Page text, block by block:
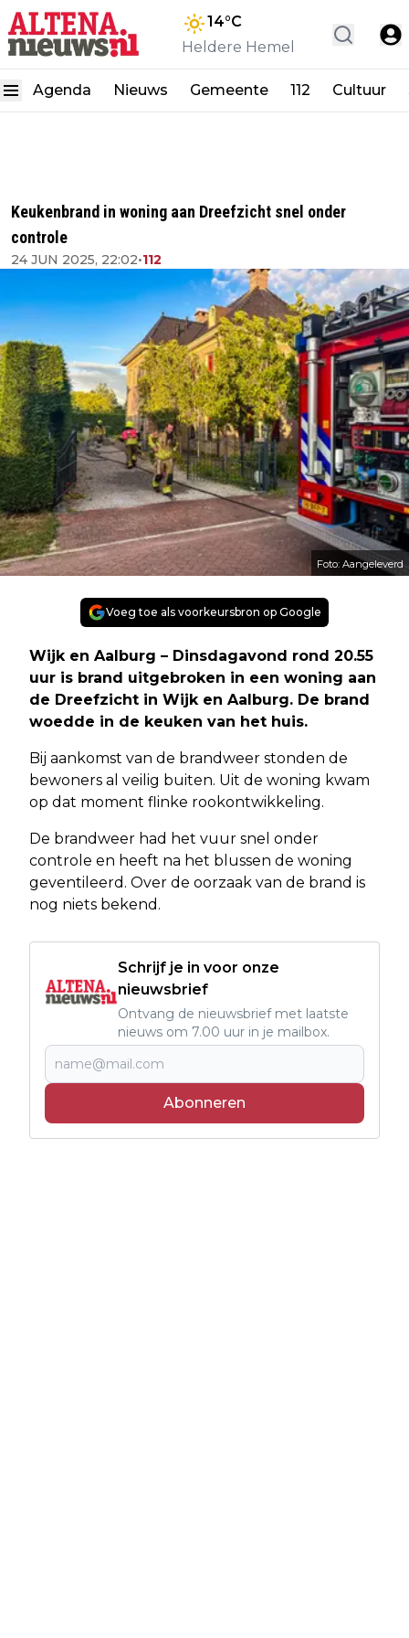
14°C
Heldere Hemel
Agenda Nieuws Gemeente 112 Cultuur
Keukenbrand in woning aan Dreefzicht snel onder
controle
24 JUN 2025, 22:02•112
Foto: Aangeleverd
Voeg toe als voorkeursbron op Google
Wijk en Aalburg – Dinsdagavond rond 20.55
uur is brand uitgebroken in een woning aan
de Dreefzicht in Wijk en Aalburg. De brand
woedde in de keuken van het huis.
Bij aankomst van de brandweer stonden de
bewoners al veilig buiten. Uit de woning kwam
op dat moment flinke rookontwikkeling.
De brandweer had het vuur snel onder
controle en heeft na het blussen de woning
geventileerd. Over de oorzaak van de brand is
nog niets bekend.
Schrijf je in voor onze
nieuwsbrief
Ontvang de nieuwsbrief met laatste
nieuws om 7.00 uur in je mailbox.
Abonneren